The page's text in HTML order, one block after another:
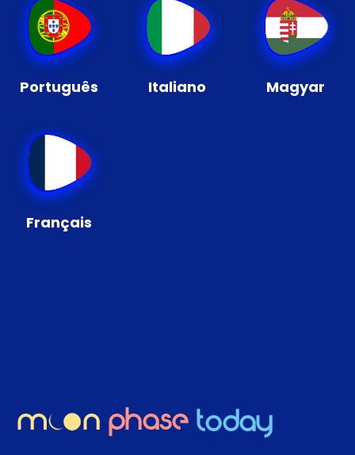
Português Italiano Magyar
Français